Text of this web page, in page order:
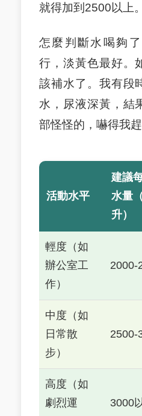
就得加到2500以上。
怎麼判斷水喝夠
行，淡黃色最好。
該補水了。我有段
水，尿液深黃，結
部怪怪的，嚇得我趕
活動水平
建議
水量
升）
輕度（如
辦公室工
作）
2000-
中度（如
日常散
步）
2500-
高度（如
劇烈運
3000